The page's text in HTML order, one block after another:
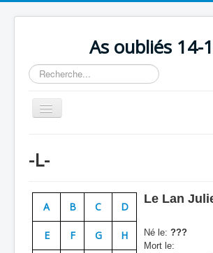
As oubliés 14-
Rechercher
Basculer
la
Chronologie
Escadrilles
Organisation
Avions
-L-
A B C D
E F G H
Le Lan
Né le: ???
Mort le: